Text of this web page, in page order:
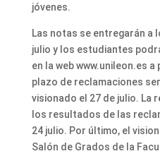
jóvenes.
Las notas se entregarán a
julio y los estudiantes
en la web www.unileon.es
plazo de reclamaciones
visionado el 27 de julio. La
los resultados de las
24 julio. Por último, el
Salón de Grados de la